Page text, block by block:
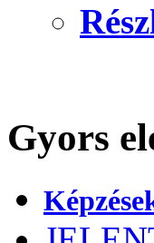
Gyors